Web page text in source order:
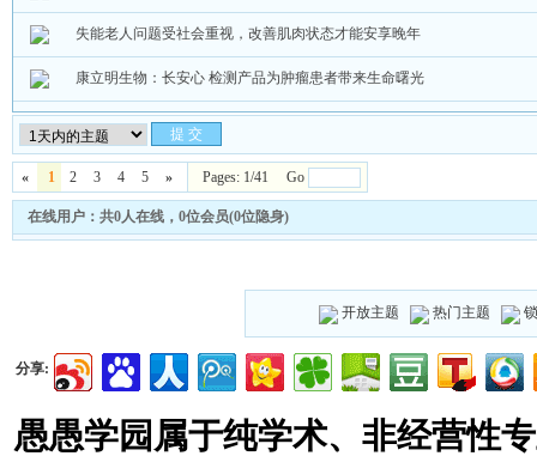
失能老人问题受社会重视，改善肌肉状态才能安享晚年
康立明生物：长安心 检测产品为肿瘤患者带来生命曙光
« 1 2 3 4 5 » Pages: 1/41 Go
在线用户：共0人在线，0位会员(0位隐身)
开放主题 热门主题
分享:
愚愚学园属于纯学术、非经营性